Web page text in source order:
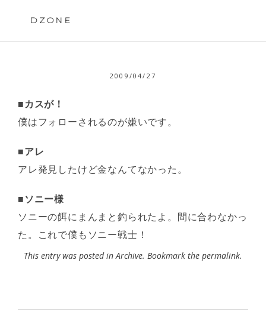
DZONE
2009/04/27
■カスが！
僕はフォローされるのが嫌いです。
■アレ
アレ発見したけど金なんてなかった。
■ソニー様
ソニーの餌にまんまと釣られたよ。間に合わなかっ
た。これで僕もソニー戦士！
This entry was posted inArchive. Bookmark the permalink.